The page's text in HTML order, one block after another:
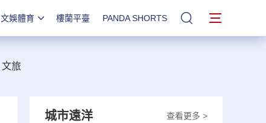
文娛體育 樓蘭平臺 PANDA SHORTS 站內搜索
文旅
查看更多 >
城市遠洋